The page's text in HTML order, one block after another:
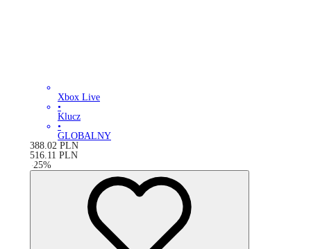
Xbox Live
•
Klucz
•
GLOBALNY
388.02 PLN
516.11 PLN
-25%